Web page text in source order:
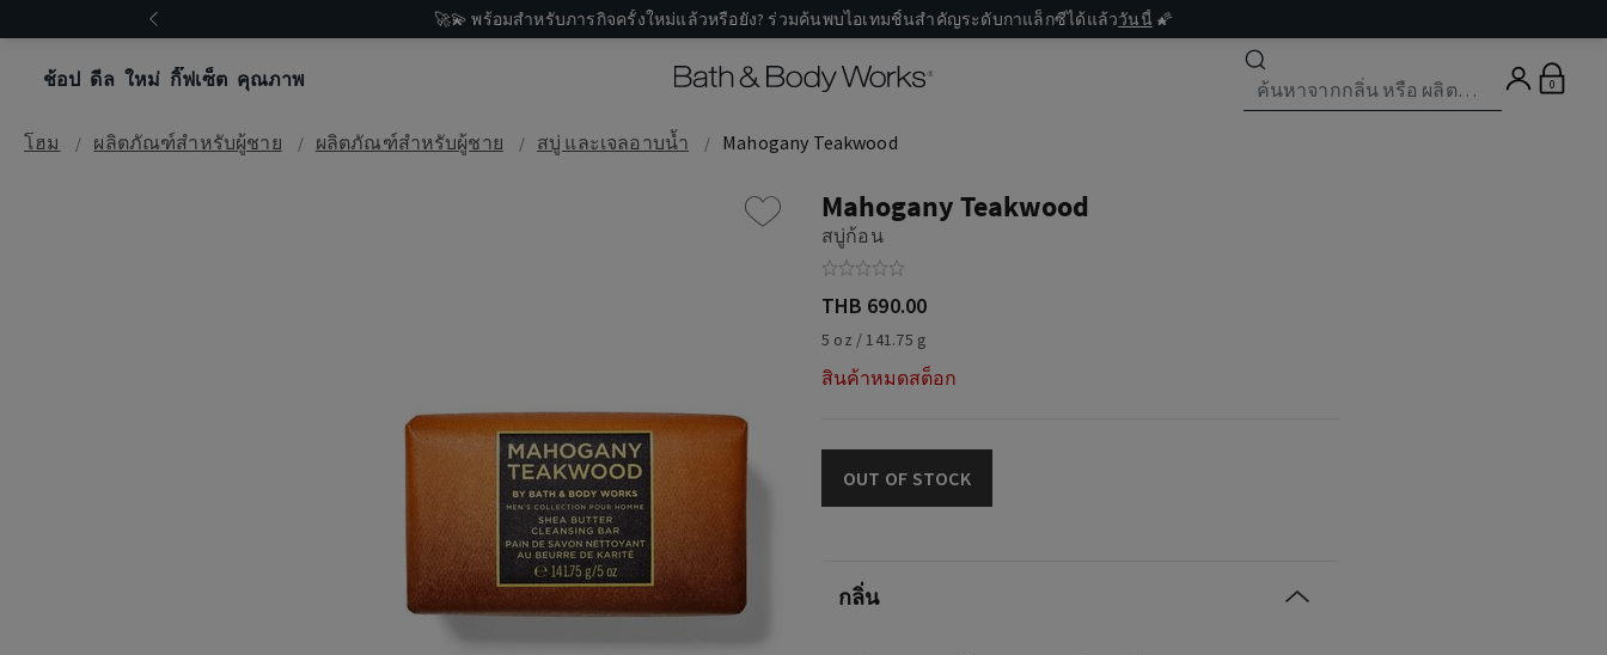
🚀💫 พร้อมสำหรับภารกิจครั้งใหม่แล้วหรือยัง? ร่วมค้นพบไอเทมชิ้นสำคัญระดับกาแล็กซีได้แล้ววันนี้ 🌠
ช้อป ดีล ใหม่ กิ๊ฟเซ็ต คุณภาพ 0
โฮม ผลิตภัณฑ์สำหรับผู้ชาย ผลิตภัณฑ์สำหรับผู้ชาย สบู่ และเจลอาบน้ำ Mahogany Teakwood
Mahogany Teakwood
สบู่ก้อน
THB 690.00
5 oz / 141.75 g
สินค้าหมดสต็อก
OUT OF STOCK
กลิ่น